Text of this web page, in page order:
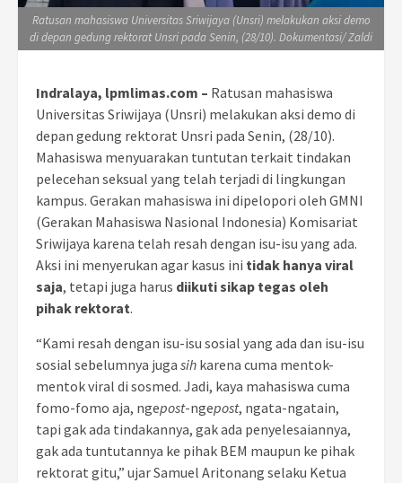
Ratusan mahasiswa Universitas Sriwijaya (Unsri) melakukan aksi demo
di depan gedung rektorat Unsri pada Senin, (28/10). Dokumentasi/ Zaldi
Indralaya, lpmlimas.com – Ratusan mahasiswa
Universitas Sriwijaya (Unsri) melakukan aksi demo di
depan gedung rektorat Unsri pada Senin, (28/10).
Mahasiswa menyuarakan tuntutan terkait tindakan
pelecehan seksual yang telah terjadi di lingkungan
kampus. Gerakan mahasiswa ini dipelopori oleh GMNI
(Gerakan Mahasiswa Nasional Indonesia) Komisariat
Sriwijaya karena telah resah dengan isu-isu yang ada.
Aksi ini menyerukan agar kasus ini tidak hanya viral
saja, tetapi juga harus diikuti sikap tegas oleh
pihak rektorat.
“Kami resah dengan isu-isu sosial yang ada dan isu-isu
sosial sebelumnya juga sih karena cuma mentok-
mentok viral di sosmed. Jadi, kaya mahasiswa cuma
fomo-fomo aja, ngepost-ngepost, ngata-ngatain,
tapi gak ada tindakannya, gak ada penyelesaiannya,
gak ada tuntutannya ke pihak BEM maupun ke pihak
rektorat gitu,” ujar Samuel Aritonang selaku Ketua